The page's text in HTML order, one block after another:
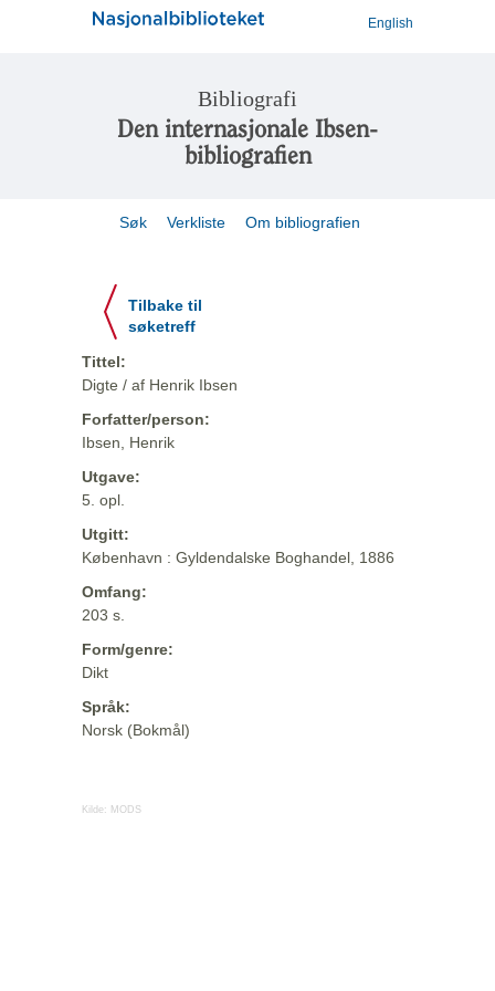
English
Bibliografi
Den internasjonale Ibsen-
bibliografien
Søk Verkliste Om bibliografien
Tilbake til
søketreff
Tittel:
Digte / af Henrik Ibsen
Forfatter/person:
Ibsen, Henrik
Utgave:
5. opl.
Utgitt:
København : Gyldendalske Boghandel, 1886
Omfang:
203 s.
Form/genre:
Dikt
Språk:
Norsk (Bokmål)
Kilde: MODS